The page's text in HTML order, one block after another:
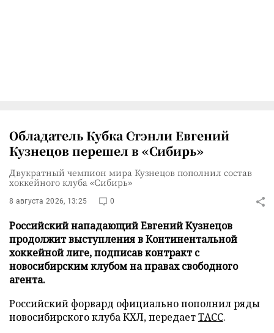
Обладатель Кубка Стэнли Евгений
Кузнецов перешел в «Сибирь»
Двукратный чемпион мира Кузнецов пополнил состав
хоккейного клуба «Сибирь»
8 августа 2026, 13:25 0
Российский нападающий Евгений Кузнецов
продолжит выступления в Континентальной
хоккейной лиге, подписав контракт с
новосибирским клубом на правах свободного
агента.
Российский форвард официально пополнил ряды
новосибирского клуба КХЛ, передаетТАСС.